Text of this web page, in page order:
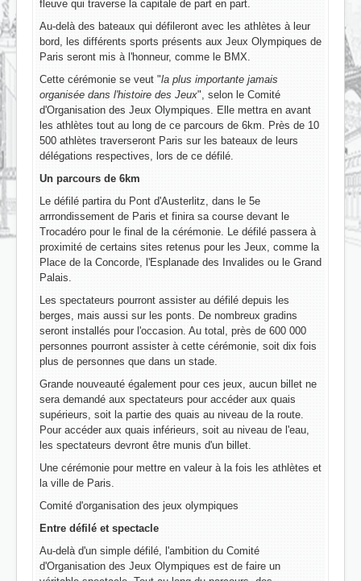
fleuve qui traverse la capitale de part en part.
Au-delà des bateaux qui défileront avec les athlètes à leur
bord, les différents sports présents aux Jeux Olympiques de
Paris seront mis à l'honneur, comme le BMX.
Cette cérémonie se veut "la plus importante jamais
organisée dans l'histoire des Jeux", selon le Comité
d'Organisation des Jeux Olympiques. Elle mettra en avant
les athlètes tout au long de ce parcours de 6km. Près de 10
500 athlètes traverseront Paris sur les bateaux de leurs
délégations respectives, lors de ce défilé.
Un parcours de 6km
Le défilé partira du Pont d'Austerlitz, dans le 5e
arrrondissement de Paris et finira sa course devant le
Trocadéro pour le final de la cérémonie. Le défilé passera à
proximité de certains sites retenus pour les Jeux, comme la
Place de la Concorde, l'Esplanade des Invalides ou le Grand
Palais.
Les spectateurs pourront assister au défilé depuis les
berges, mais aussi sur les ponts. De nombreux gradins
seront installés pour l'occasion. Au total, près de 600 000
personnes pourront assister à cette cérémonie, soit dix fois
plus de personnes que dans un stade.
Grande nouveauté également pour ces jeux, aucun billet ne
sera demandé aux spectateurs pour accéder aux quais
supérieurs, soit la partie des quais au niveau de la route.
Pour accéder aux quais inférieurs, soit au niveau de l'eau,
les spectateurs devront être munis d'un billet.
Une cérémonie pour mettre en valeur à la fois les athlètes et
la ville de Paris.
Comité d'organisation des jeux olympiques
Entre défilé et spectacle
Au-delà d'un simple défilé, l'ambition du Comité
d'Organisation des Jeux Olympiques est de faire un